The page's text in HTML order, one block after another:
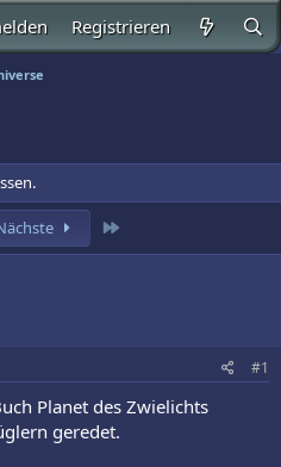
Registrieren
#1
Planet des Zwielichts
geredet.